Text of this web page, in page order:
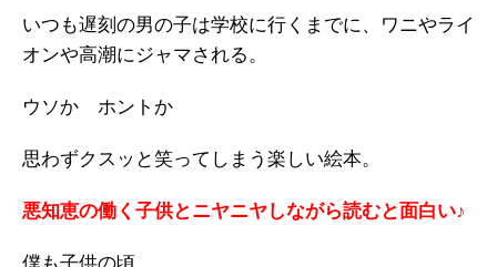
いつも遅刻の男の子は学校に行くまでに、ワニやライ
オンや高潮にジャマされる。
ウソか ホントか
思わずクスッと笑ってしまう楽しい絵本。
悪知恵の働く子供とニヤニヤしながら読むと面白い♪